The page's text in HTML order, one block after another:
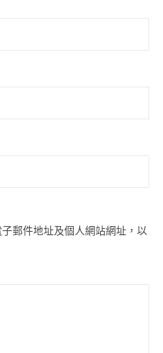
郵件地址及個人網站網址，以